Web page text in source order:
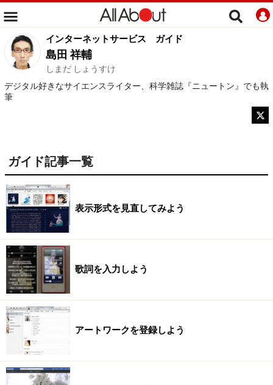
インターネットサービス ガイド
島田 祥輔
しまだ しょうすけ
デジタル好きなサイエンスライター、科学雑誌『ニュートン』でも執
筆
ガイド記事一覧
表示形式を見直してみよう
歌詞を入力しよう
アートワークを登録しよう